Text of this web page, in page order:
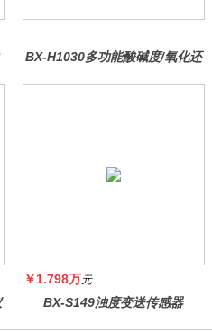
BX-H1030多功能酸碱度/氧化还
￥1.798万元
BX-S149浊度变送传感器